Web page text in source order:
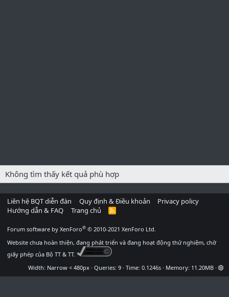
Không tìm thấy kết quả phù hợp
Liên hệ BQT diễn đàn Quy định & Điều khoản
Privacy policy
Hướng dẫn & FAQ
Trang chủ
R
Forum software by XenForo® © 2010-2021 XenForo Ltd.
Website chưa hoàn thiện, đang phát triển và đang hoạt động thử nghiệm, chờ
giấy phép của Bộ TT & TT.
Width
Queries 9 Time 0.1246s Memory 11.20MB